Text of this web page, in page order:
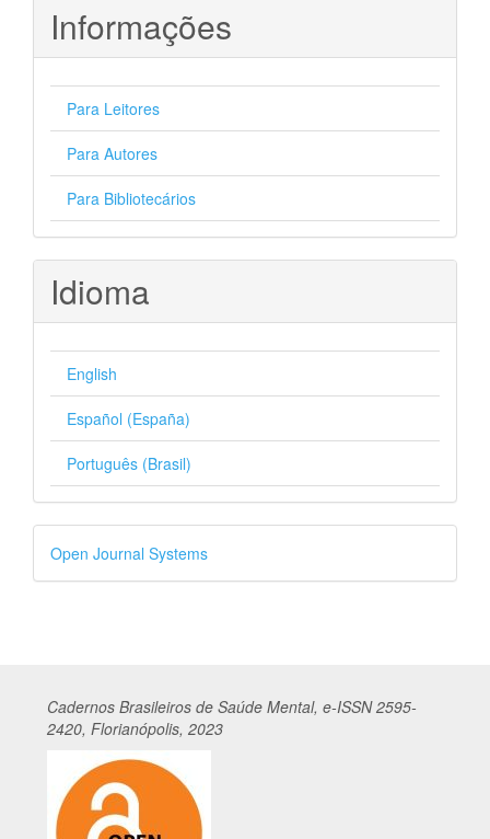
Informações
Para Leitores
Para Autores
Para Bibliotecários
Idioma
English
Español (España)
Português (Brasil)
Desenvolvido
por
Open Journal Systems
Cadernos Brasileiros de Saúde Mental, e-ISSN 2595-
2420, Florianópolis, 2023